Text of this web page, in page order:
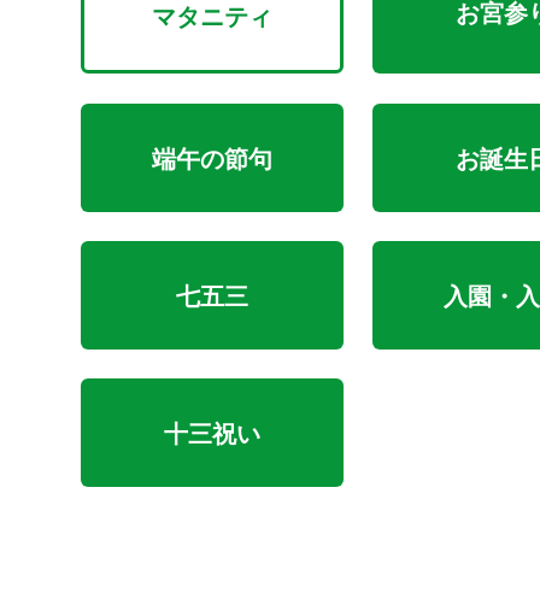
マタニティ お宮参
端午の節句 お誕生
七五三 入園・
十三祝い